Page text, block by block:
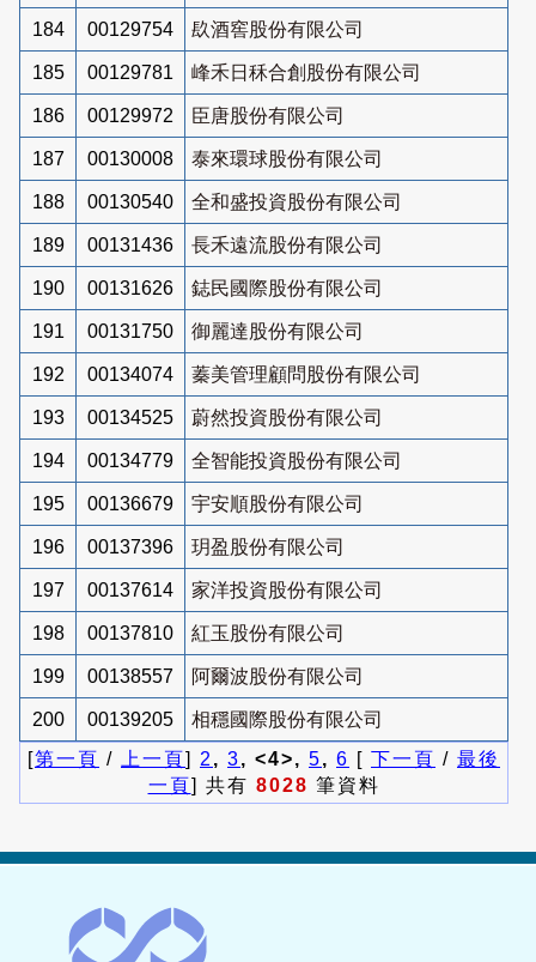
184 00129754 镹酒窖股份有限公司
185 00129781 峰禾日秝合創股份有限公司
186 00129972 臣唐股份有限公司
187 00130008 泰來環球股份有限公司
188 00130540 全和盛投資股份有限公司
189 00131436 長禾遠流股份有限公司
190 00131626 鋕民國際股份有限公司
191 00131750 御麗達股份有限公司
192 00134074 蓁美管理顧問股份有限公司
193 00134525 蔚然投資股份有限公司
194 00134779 全智能投資股份有限公司
195 00136679 宇安順股份有限公司
196 00137396 玥盈股份有限公司
197 00137614 家洋投資股份有限公司
198 00137810 紅玉股份有限公司
199 00138557 阿爾波股份有限公司
200 00139205
相穩國際股份有限公司
[第一頁 / 上一頁] 2 , 3, <4>, 5, 6 [ 下一頁 / 最後
一頁] 共有 8028 筆資料